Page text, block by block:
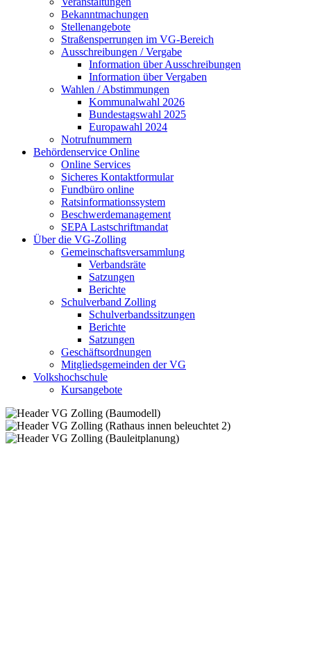
Bekanntmachungen
Stellenangebote
Straßensperrungen im VG-Bereich
Ausschreibungen / Vergabe
Information über Ausschreibungen
Information über Vergaben
Wahlen / Abstimmungen
Kommunalwahl 2026
Bundestagswahl 2025
Europawahl 2024
Notrufnummern
Behördenservice Online
Online Services
Sicheres Kontaktformular
Fundbüro online
Ratsinformationssystem
Beschwerdemanagement
SEPA Lastschriftmandat
Über die VG-Zolling
Gemeinschaftsversammlung
Verbandsräte
Satzungen
Berichte
Schulverband Zolling
Schulverbandssitzungen
Berichte
Satzungen
Geschäftsordnungen
Mitgliedsgemeinden der VG
Volkshochschule
Kursangebote